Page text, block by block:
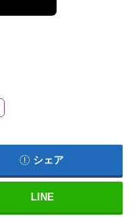
シェア
LINE